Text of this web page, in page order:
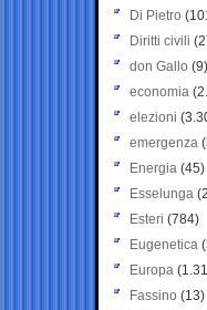
Di Pietro
Diritti civili
don Gallo (9)
economia
elezioni
emergenza
Energia (45)
Esselunga
Esteri (784)
Eugenetica
Europa
Fassino (13)